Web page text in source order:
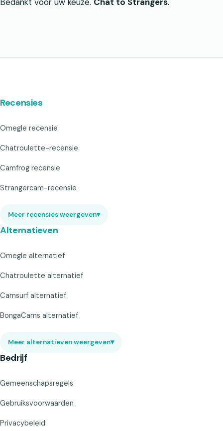
Recensies
Omegle recensie
Chatroulette-recensie
Camfrog recensie
Strangercam-recensie
Meer recensies weergeven▾
Alternatieven
Omegle alternatief
Chatroulette alternatief
Camsurf alternatief
BongaCams alternatief
Meer alternatieven weergeven▾
Bedrijf
Gemeenschapsregels
Gebruiksvoorwaarden
Privacybeleid